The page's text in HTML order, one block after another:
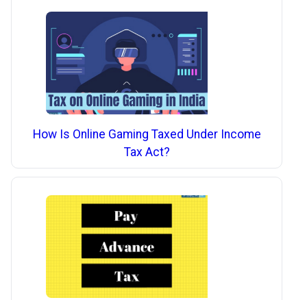
How Is Online Gaming Taxed Under Income
Tax Act?